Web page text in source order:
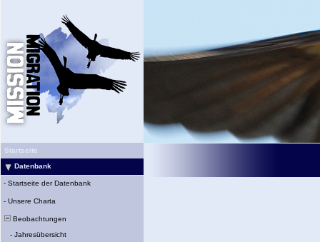
Startseite
Datenbank
- Startseite der Datenbank
- Unsere Charta
Beobachtungen
- Jahresübersicht